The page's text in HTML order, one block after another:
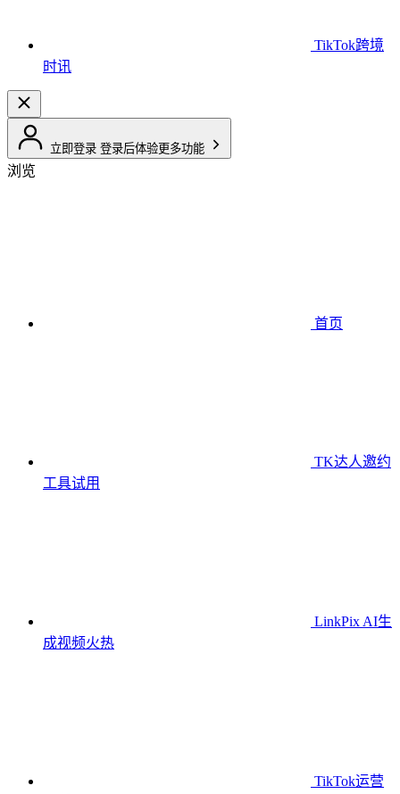
TikTok跨境
时讯
立即登录 登录后体验更多功能
浏览
首页
TK达人邀约
工具试用
LinkPix AI生
成视频火热
TikTok运营